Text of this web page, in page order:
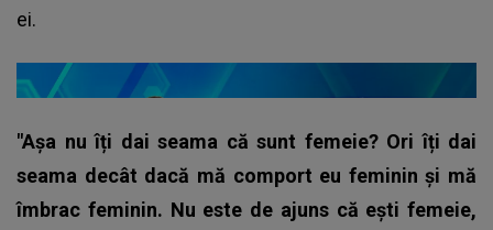
ei.
"Așa nu îți dai seama că sunt femeie? Ori îți dai
seama decât dacă mă comport eu feminin și mă
îmbrac feminin. Nu este de ajuns că ești femeie,